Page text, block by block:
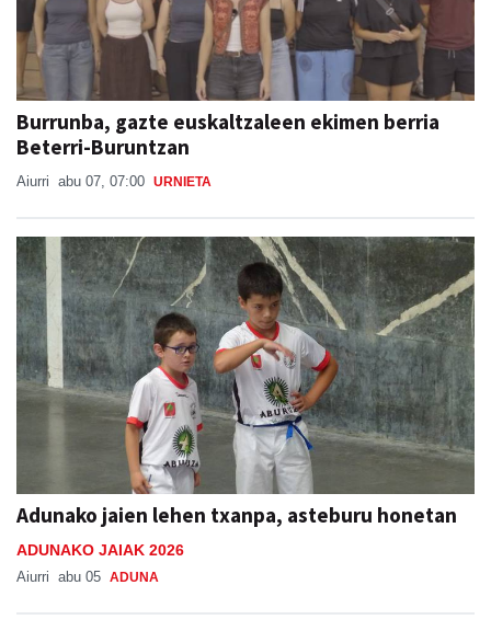
Burrunba, gazte euskaltzaleen ekimen berria
Beterri-Buruntzan
Aiurri abu 07, 07:00 URNIETA
Adunako jaien lehen txanpa, asteburu honetan
ADUNAKO JAIAK 2026
Aiurri abu 05 ADUNA